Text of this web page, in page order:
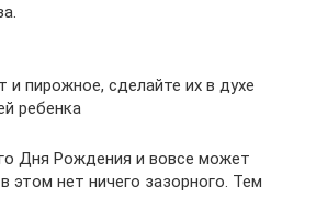
и пирожное, сделайте их в духе
ребенка
Дня Рождения и вовсе может
этом нет ничего зазорного. Тем